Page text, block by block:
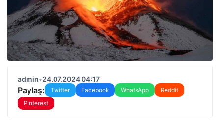
admin•24.07.2024 04:17
Paylaş: Twitter Facebook WhatsApp
Reddit
Pinterest